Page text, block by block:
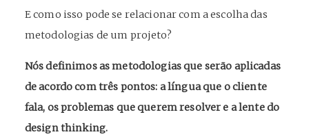
E como isso pode se relacionar com a escolha das
metodologias de um projeto?
Nós definimos as metodologias que serão aplicadas
de acordo com três pontos: a língua que o cliente
fala, os problemas que querem resolver e a lente do
design thinking.